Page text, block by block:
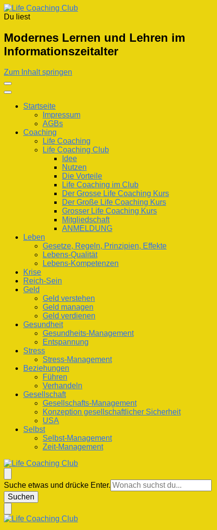
Du liest
Modernes Lernen und Lehren im
Informationszeitalter
Zum Inhalt springen
Startseite
Impressum
AGBs
Coaching
Life Coaching
Life Coaching Club
Idee
Nutzen
Die Vorteile
Life Coaching im Club
Der Grosse Life Coaching Kurs
Der Große Life Coaching Kurs
Grosser Life Coaching Kurs
Mitgliedschaft
ANMELDUNG
Leben
Gesetze, Regeln, Prinzipien, Effekte
Lebens-Qualität
Lebens-Kompetenzen
Krise
Reich-Sein
Geld
Geld verstehen
Geld managen
Geld verdienen
Gesundheit
Gesundheits-Management
Entspannung
Stress
Stress-Management
Beziehungen
Führen
Verhandeln
Gesellschaft
Gesellschafts-Management
Konzeption gesellschaftlicher Sicherheit
USA
Selbst
Selbst-Management
Zeit-Management
Life Coaching Club
Für Deine Lebenskompetenz
Suchst
du
nach
Suche etwas und drücke Enter.